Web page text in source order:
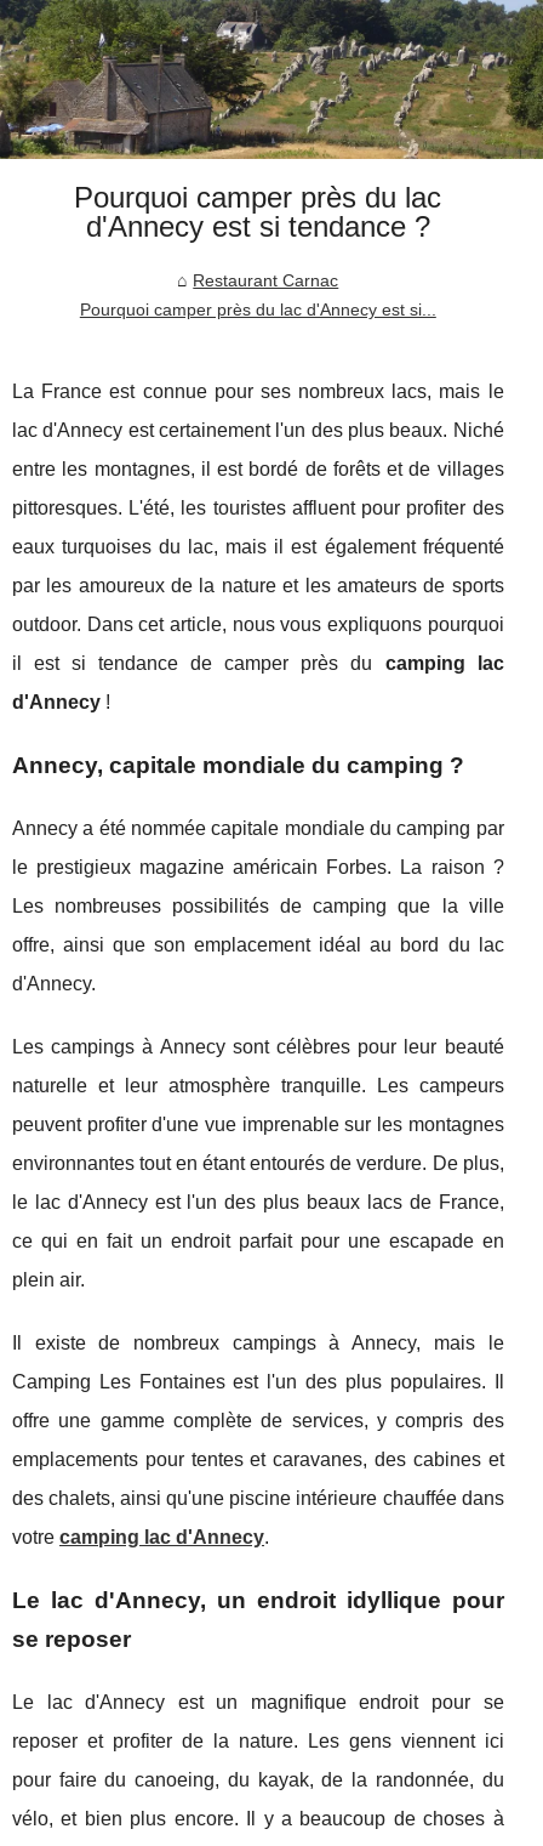
Pourquoi camper près du lac
d'Annecy est si tendance ?
Restaurant Carnac
Pourquoi camper près du lac d'Annecy est si...
La France est connue pour ses nombreux lacs, mais le
lac d'Annecy est certainement l'un des plus beaux. Niché
entre les montagnes, il est bordé de forêts et de villages
pittoresques. L'été, les touristes affluent pour profiter des
eaux turquoises du lac, mais il est également fréquenté
par les amoureux de la nature et les amateurs de sports
outdoor. Dans cet article, nous vous expliquons pourquoi
il est si tendance de camper près du camping lac
d'Annecy !
Annecy, capitale mondiale du camping ?
Annecy a été nommée capitale mondiale du camping par
le prestigieux magazine américain Forbes. La raison ?
Les nombreuses possibilités de camping que la ville
offre, ainsi que son emplacement idéal au bord du lac
d'Annecy.
Les campings à Annecy sont célèbres pour leur beauté
naturelle et leur atmosphère tranquille. Les campeurs
peuvent profiter d'une vue imprenable sur les montagnes
environnantes tout en étant entourés de verdure. De plus,
le lac d'Annecy est l'un des plus beaux lacs de France,
ce qui en fait un endroit parfait pour une escapade en
plein air.
Il existe de nombreux campings à Annecy, mais le
Camping Les Fontaines est l'un des plus populaires. Il
offre une gamme complète de services, y compris des
emplacements pour tentes et caravanes, des cabines et
des chalets, ainsi qu'une piscine intérieure chauffée dans
votre camping lac d'Annecy.
Le lac d'Annecy, un endroit idyllique pour
se reposer
Le lac d'Annecy est un magnifique endroit pour se
reposer et profiter de la nature. Les gens viennent ici
pour faire du canoeing, du kayak, de la randonnée, du
vélo, et bien plus encore. Il y a beaucoup de choses à